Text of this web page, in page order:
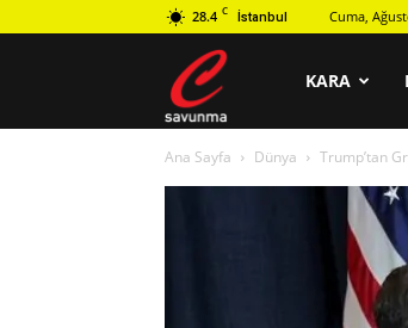
28.4 C İstanbul Cuma,
KARA
Ana Sayfa Dünya Trump’tan